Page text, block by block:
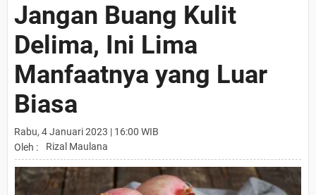
Jangan Buang Kulit
Delima, Ini Lima
Manfaatnya yang Luar
Biasa
Rabu, 4 Januari 2023 | 16:00 WIB
Oleh :
Rizal Maulana